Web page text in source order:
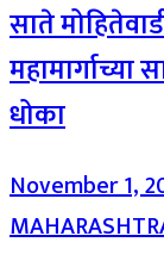
साते
महामार्गाच्या
धोका
November 1,